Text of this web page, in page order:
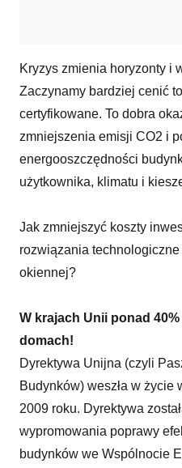
Kryzys zmienia horyzonty i
Zaczynamy bardziej cenić
certyfikowane. To dobra
zmniejszenia emisji CO2 i
energooszczędności
użytkownika, klimatu i
Jak zmniejszyć koszty
rozwiązania technologiczne
okiennej?
W krajach Unii ponad
domach!
Dyrektywa Unijna (czyli
Budynków) weszła w życie
2009 roku. Dyrektywa
wypromowania poprawy
budynków we Wspólnocie